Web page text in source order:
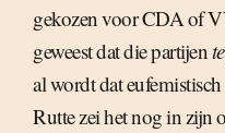
gekozen voor CDA of
geweest dat die partijen
al wordt dat
Rutte zei het nog in zijn